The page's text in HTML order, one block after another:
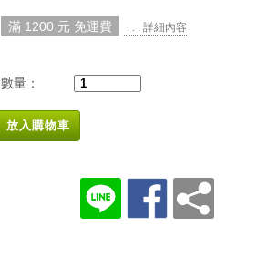
滿 1200 元 免運費 . . . 詳細內容
數量：
放入購物車